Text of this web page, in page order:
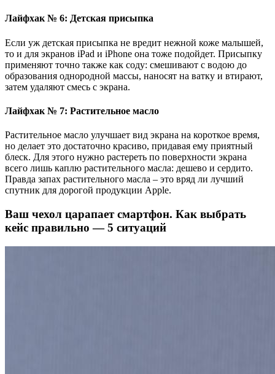
Лайфхак № 6: Детская присыпка
Если уж детская присыпка не вредит нежной коже малышей,
то и для экранов iPad и iPhone она тоже подойдет. Присыпку
применяют точно также как соду: смешивают с водою до
образования однородной массы, наносят на ватку и втирают,
затем удаляют смесь с экрана.
Лайфхак № 7: Растительное масло
Растительное масло улучшает вид экрана на короткое время,
но делает это достаточно красиво, придавая ему приятный
блеск. Для этого нужно растереть по поверхности экрана
всего лишь каплю растительного масла: дешево и сердито.
Правда запах растительного масла – это вряд ли лучший
спутник для дорогой продукции Apple.
Ваш чехол царапает смартфон. Как выбрать
кейс правильно — 5 ситуаций